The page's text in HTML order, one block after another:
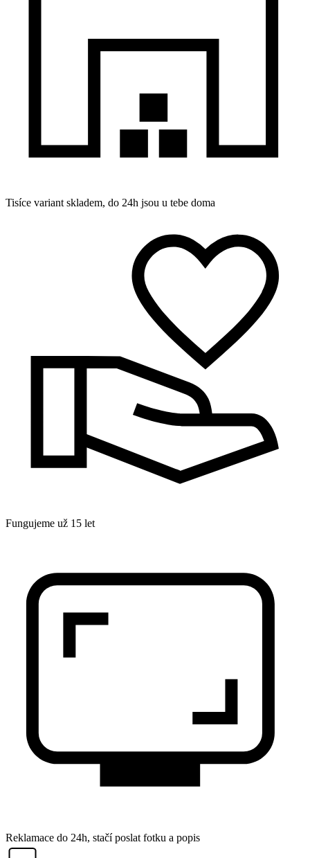
Tisíce variant skladem, do 24h jsou u tebe doma
Fungujeme už 15 let
Reklamace do 24h, stačí poslat fotku a popis